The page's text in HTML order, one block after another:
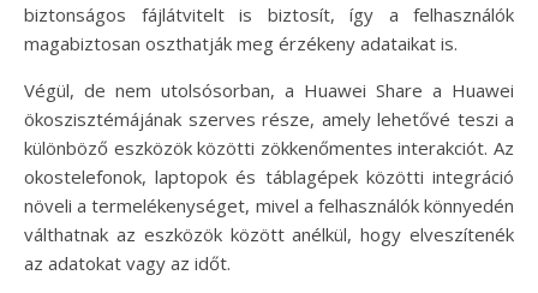
biztonságos fájlátvitelt is biztosít, így a felhasználók
magabiztosan oszthatják meg érzékeny adataikat is.
Végül, de nem utolsósorban, a Huawei Share a Huawei
ökoszisztémájának szerves része, amely lehetővé teszi a
különböző eszközök közötti zökkenőmentes interakciót. Az
okostelefonok, laptopok és táblagépek közötti integráció
növeli a termelékenységet, mivel a felhasználók könnyedén
válthatnak az eszközök között anélkül, hogy elveszítenék
az adatokat vagy az időt.